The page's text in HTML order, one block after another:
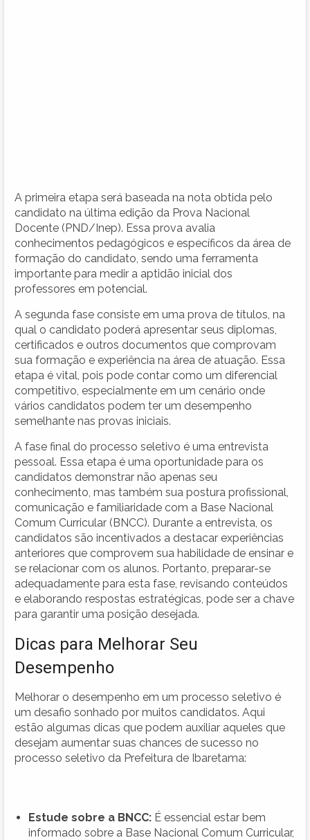
A primeira etapa será baseada na nota obtida pelo
candidato na última edição da Prova Nacional
Docente (PND/Inep). Essa prova avalia
conhecimentos pedagógicos e específicos da área de
formação do candidato, sendo uma ferramenta
importante para medir a aptidão inicial dos
professores em potencial.
A segunda fase consiste em uma prova de títulos, na
qual o candidato poderá apresentar seus diplomas,
certificados e outros documentos que comprovam
sua formação e experiência na área de atuação. Essa
etapa é vital, pois pode contar como um diferencial
competitivo, especialmente em um cenário onde
vários candidatos podem ter um desempenho
semelhante nas provas iniciais.
A fase final do processo seletivo é uma entrevista
pessoal. Essa etapa é uma oportunidade para os
candidatos demonstrar não apenas seu
conhecimento, mas também sua postura profissional,
comunicação e familiaridade com a Base Nacional
Comum Curricular (BNCC). Durante a entrevista, os
candidatos são incentivados a destacar experiências
anteriores que comprovem sua habilidade de ensinar e
se relacionar com os alunos. Portanto, preparar-se
adequadamente para esta fase, revisando conteúdos
e elaborando respostas estratégicas, pode ser a chave
para garantir uma posição desejada.
Dicas para Melhorar Seu
Desempenho
Melhorar o desempenho em um processo seletivo é
um desafio sonhado por muitos candidatos. Aqui
estão algumas dicas que podem auxiliar aqueles que
desejam aumentar suas chances de sucesso no
processo seletivo da Prefeitura de Ibaretama:
Estude sobre a BNCC: É essencial estar bem
informado sobre a Base Nacional Comum Curricular,